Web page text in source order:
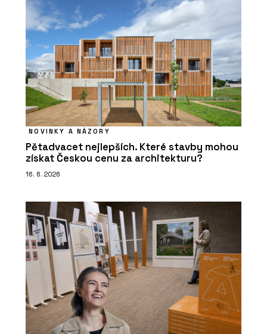
NOVINKY A NÁZORY
Pětadvacet nejlepších. Které stavby mohou
získat Českou cenu za architekturu?
16. 6. 2026